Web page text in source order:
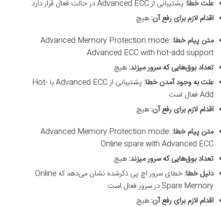
علت خطا: پشتیبانی از Advanced ECC در حالت فعال قرار دارد.
اقدام لازم برای رفع آن: هیچ
متن پیام خطا:
Advanced Memory Protection mode:
Advanced ECC with hot-add support
تعداد بوق‌هایی که سرور میزند: هیچ
علت به وجود آمدن خطا:
پشتیبانی از Advanced ECC با Hot-
Add فعال است
اقدام لازم برای رفع آن: هیچ
متن پیام خطا:
Advanced Memory Protection mode:
Online spare with Advanced ECC
تعداد بوق‌هایی که سرور میزند: هیچ
دلیل خطا:
خطای سرور اچ پی ذکرشده نشان می‌دهد که Online
Spare Memory در سرور فعال است.
اقدام لازم برای رفع آن: هیچ